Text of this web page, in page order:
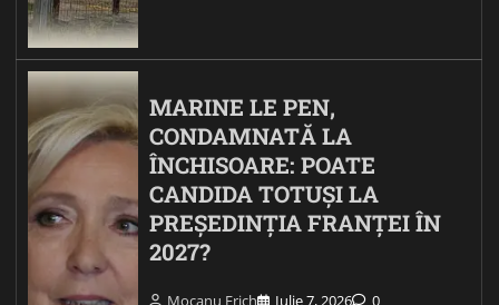
MARINE LE PEN,
CONDAMNATĂ LA
ÎNCHISOARE: POATE
CANDIDA TOTUȘI LA
PREȘEDINȚIA FRANȚEI ÎN
2027?
Mocanu Erich Iulie 7, 2026 0